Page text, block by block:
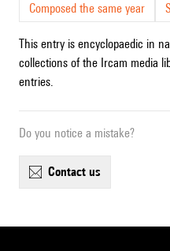
Composed the same year
This entry is encyclopaedic in
collections of the Ircam media
entries.
Do you notice a mistake?
contact us